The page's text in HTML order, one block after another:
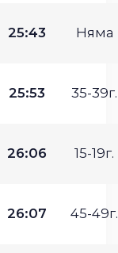
25:43 Няма
25:53 35-39г.
26:06 15-19г.
26:07 45-49г.